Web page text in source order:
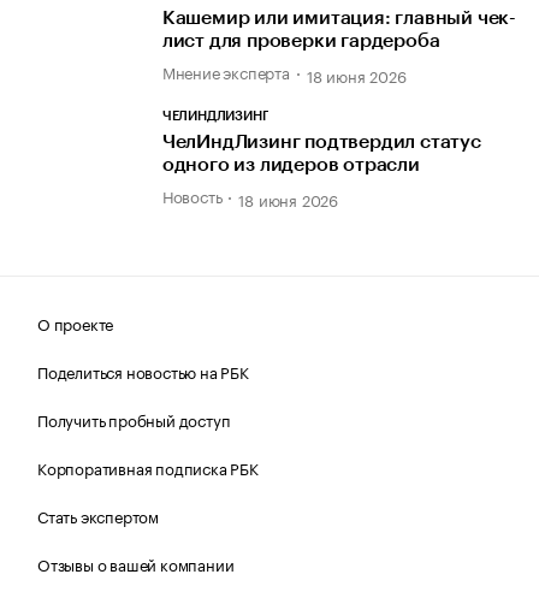
Кашемир или имитация: главный чек-
лист для проверки гардероба
Мнение эксперта 18 июня 2026
ЧЕЛИНДЛИЗИНГ
ЧелИндЛизинг подтвердил статус
одного из лидеров отрасли
Новость 18 июня 2026
О проекте
Поделиться новостью на РБК
Получить пробный доступ
Корпоративная подписка РБК
Стать экспертом
Отзывы о вашей компании